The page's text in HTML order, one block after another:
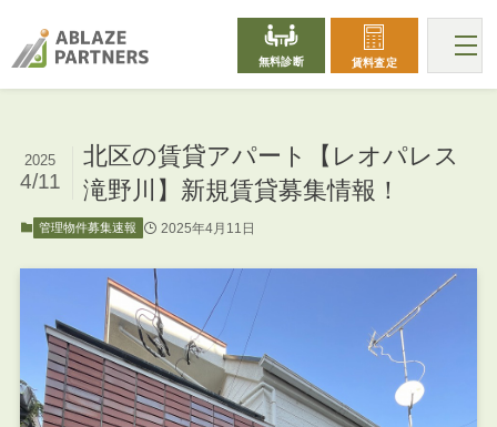
無料診断 賃料査定
北区の賃貸アパート【レオパレス
滝野川】新規賃貸募集情報！
2025
4/11
管理物件募集速報 2025年4月11日